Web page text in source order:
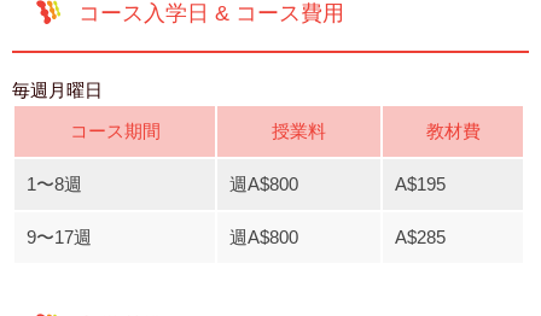
コース入学日 & コース費用
毎週月曜日
コース期間
授業料 教材費
1〜8週 週A$800 A$195
9〜17週 週A$800 A$285